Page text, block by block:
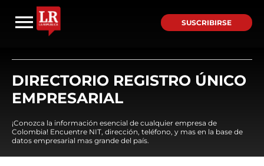
SUSCRIBIRSE
DIRECTORIO REGISTRO ÚNICO
EMPRESARIAL
¡Conozca la información esencial de cualquier empresa de
Colombia! Encuentre NIT, dirección, teléfono, y mas en la base de
datos empresarial mas grande del país.